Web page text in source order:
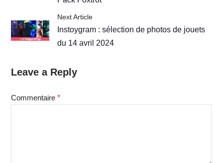
Next Article
Instoygram : sélection de photos de jouets
du 14 avril 2024
Leave a Reply
Commentaire *